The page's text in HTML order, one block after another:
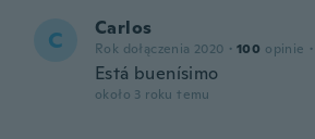
C Carlos
Rok dołączenia 2020 · 100 opinie ·
Está buenísimo
około 3 roku temu